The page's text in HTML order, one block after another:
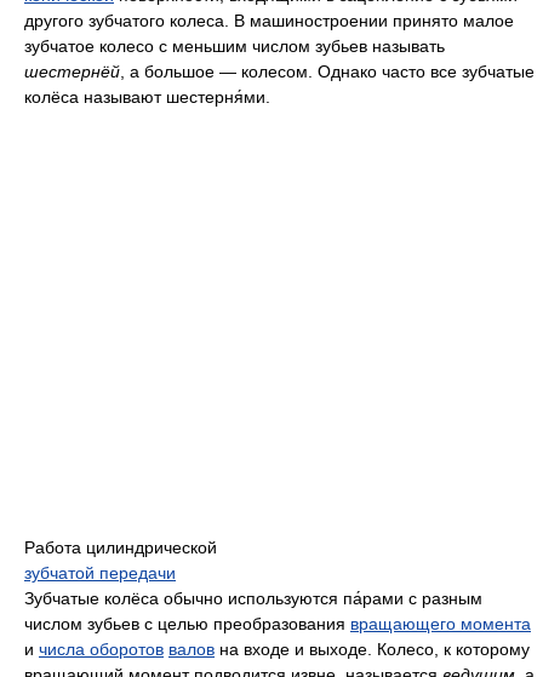
другого зубчатого колеса. В машиностроении принято малое
зубчатое колесо с меньшим числом зубьев называть
шестернёй, а большое — колесом. Однако часто все зубчатые
колёса называют шестерня́ми.
Работа цилиндрической
зубчатой передачи
Зубчатые колёса обычно используются па́рами с разным
числом зубьев с целью преобразования вращающего момента
и числа оборотов валов на входе и выходе. Колесо, к которому